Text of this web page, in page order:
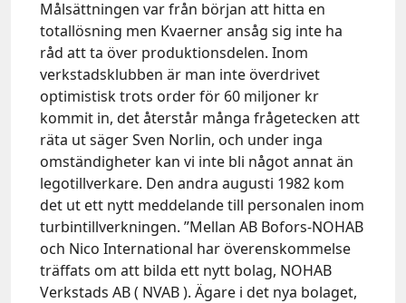
Målsättningen var från början att hitta en
totallösning men Kvaerner ansåg sig inte ha
råd att ta över produktionsdelen. Inom
verkstadsklubben är man inte överdrivet
optimistisk trots order för 60 miljoner kr
kommit in, det återstår många frågetecken att
räta ut säger Sven Norlin, och under inga
omständigheter kan vi inte bli något annat än
legotillverkare. Den andra augusti 1982 kom
det ut ett nytt meddelande till personalen inom
turbintillverkningen. ”Mellan AB Bofors-NOHAB
och Nico International har överenskommelse
träffats om att bilda ett nytt bolag, NOHAB
Verkstads AB ( NVAB ). Ägare i det nya bolaget,